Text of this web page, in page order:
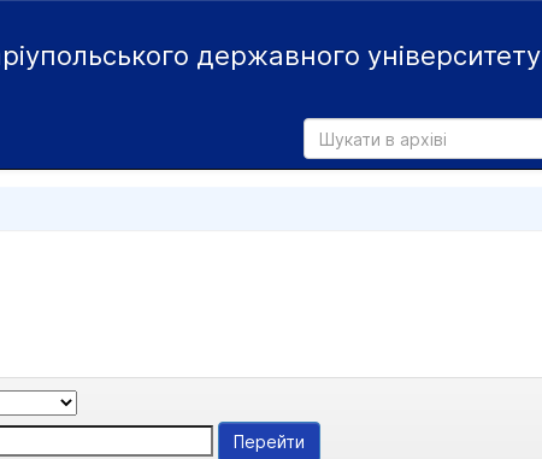
державного університету